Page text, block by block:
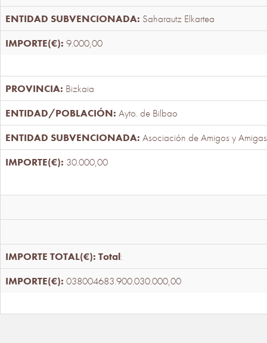
Saharautz Elkartea
9.000,00
Bizkaia
Ayto. de Bilbao
Asociación de Amigos y
30.000,00
Total:
038004683.900.030.000,00